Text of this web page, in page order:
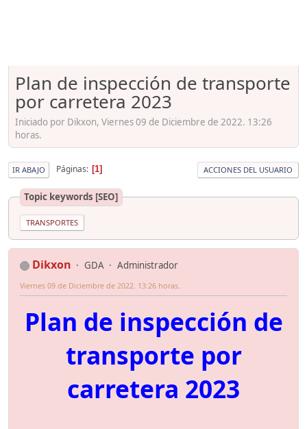
Plan de inspección de transporte
por carretera 2023
Iniciado por Dikxon, Viernes 09 de Diciembre de 2022. 13:26
horas.
IR ABAJO Páginas 1 ACCIONES DEL USUARIO
Topic keywords [SEO]
TRANSPORTES
Dikxon GDA Administrador
Viernes 09 de Diciembre de 2022. 13:26 horas.
Plan de inspección de
transporte por
carretera 2023